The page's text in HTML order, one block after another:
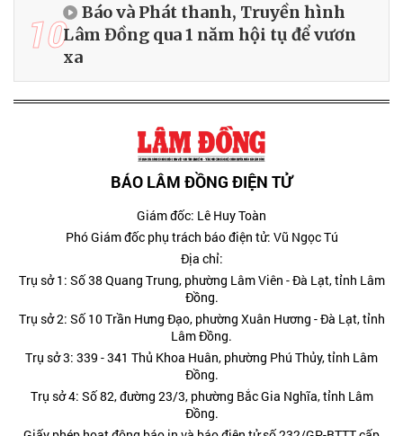
10
Báo và Phát thanh, Truyền hình
Lâm Đồng qua 1 năm hội tụ để vươn
xa
BÁO LÂM ĐỒNG ĐIỆN TỬ
Giám đốc: Lê Huy Toàn
Phó Giám đốc phụ trách báo điện tử: Vũ Ngọc Tú
Địa chỉ:
Trụ sở 1: Số 38 Quang Trung, phường Lâm Viên - Đà Lạt, tỉnh Lâm
Đồng.
Trụ sở 2: Số 10 Trần Hưng Đạo, phường Xuân Hương - Đà Lạt, tỉnh
Lâm Đồng.
Trụ sở 3: 339 - 341 Thủ Khoa Huân, phường Phú Thủy, tỉnh Lâm
Đồng.
Trụ sở 4: Số 82, đường 23/3, phường Bắc Gia Nghĩa, tỉnh Lâm
Đồng.